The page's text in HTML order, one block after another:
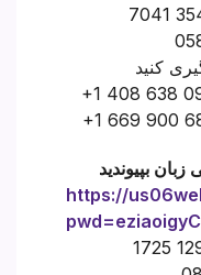
بپیوندید
https://